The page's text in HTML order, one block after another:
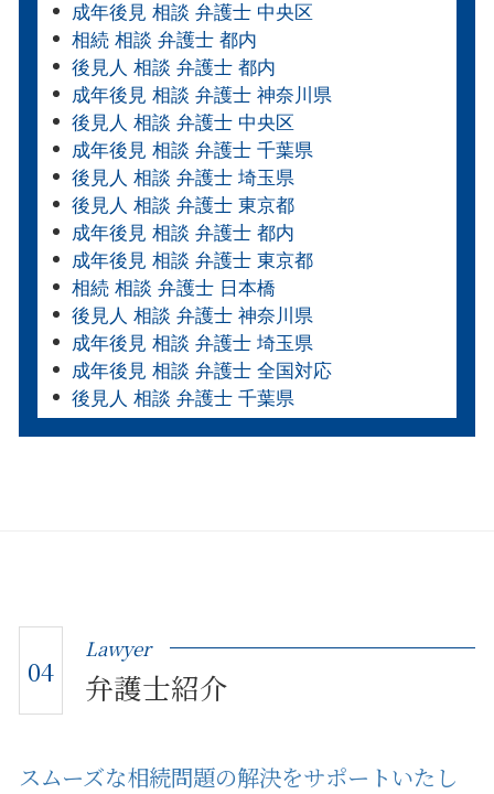
成年後見 相談 弁護士 中央区
相続 相談 弁護士 都内
後見人 相談 弁護士 都内
成年後見 相談 弁護士 神奈川県
後見人 相談 弁護士 中央区
成年後見 相談 弁護士 千葉県
後見人 相談 弁護士 埼玉県
後見人 相談 弁護士 東京都
成年後見 相談 弁護士 都内
成年後見 相談 弁護士 東京都
相続 相談 弁護士 日本橋
後見人 相談 弁護士 神奈川県
成年後見 相談 弁護士 埼玉県
成年後見 相談 弁護士 全国対応
後見人 相談 弁護士 千葉県
04
Lawyer
弁護士紹介
スムーズな相続問題の解決をサポートいたし